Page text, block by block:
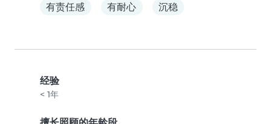
有责任感
有耐心 沉稳
经验
< 1年